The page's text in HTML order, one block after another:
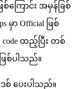
စ်ကြောင်း အမှန်ခြစ်
မှာ Official ဖြစ်
ထည့်ပြီး တစ်
ြစ်ပါသည်။
စ် ပေးပါသည်။